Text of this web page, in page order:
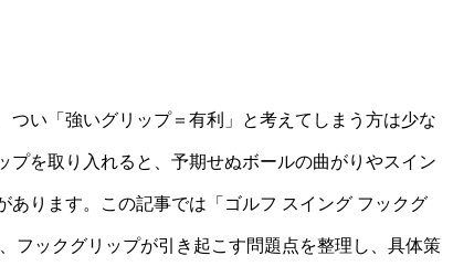
つい「強いグリップ＝有利」と考えてしまう方は少な
プを取り入れると、予期せぬボールの曲がりやスイン
ります。この記事では「ゴルフ スイング フックグ
フックグリップが引き起こす問題点を整理し、具体策